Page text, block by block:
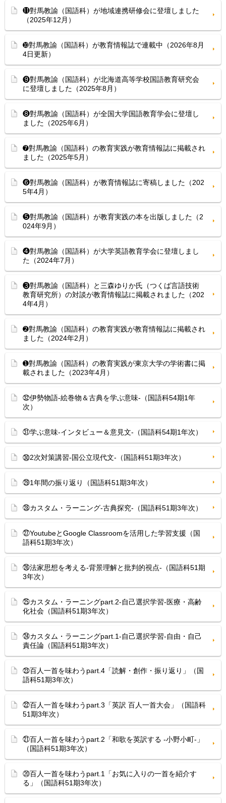
⓫對馬教諭（国語科）が地域連携研修会に登壇しました
（2025年12月）
➓對馬教諭（国語科）が教育情報誌で連載中（2026年8月
4日更新）
❾對馬教諭（国語科）が北海道高等学校国語教育研究会
に登壇しました（2025年8月）
❽對馬教諭（国語科）が全国大学国語教育学会に登壇し
ました（2025年6月）
➐對馬教諭（国語科）の教育実践が教育情報誌に掲載され
ました（2025年5月）
❻對馬教諭（国語科）が教育情報誌に寄稿しました（202
5年4月）
❺對馬教諭（国語科）が教育実践の本を出版しました（2
024年9月）
❹對馬教諭（国語科）が大学英語教育学会に登壇しまし
た（2024年7月）
❸對馬教諭（国語科）と三森ゆりか氏（つくば言語技術
教育研究所）の対談が教育情報誌に掲載されました（202
4年4月）
➋對馬教諭（国語科）の教育実践が教育情報誌に掲載され
ました（2024年2月）
➊對馬教諭（国語科）の教育実践が東京大学の学術書に掲
載されました（2023年4月）
㉜伊勢物語-絵巻物＆古典を学ぶ意味-（国語科54期1年
次）
㉛学ぶ意味-インタビュー＆意見文-（国語科54期1年次）
㉚2次対策講習-国公立現代文-（国語科51期3年次）
㉙1年間の振り返り（国語科51期3年次）
㉘カスタム・ラーニング-古典探究-（国語科51期3年次）
㉗YoutubeとGoogle Classroomを活用した学習支援（国
語科51期3年次）
㉖法家思想を考える-背景理解と批判的視点-（国語科51期
3年次）
㉕カスタム・ラーニングpart.2-自己選択学習-医療・高齢
化社会（国語科51期3年次）
㉔カスタム・ラーニングpart.1-自己選択学習-自由・自己
責任論（国語科51期3年次）
㉓百人一首を味わうpart.4「読解・創作・振り返り」（国
語科51期3年次）
㉒百人一首を味わうpart.3「英訳 百人一首大会」（国語科
51期3年次）
㉑百人一首を味わうpart.2「和歌を英訳する -小野小町-」
（国語科51期3年次）
⑳百人一首を味わうpart.1「お気に入りの一首を紹介す
る」（国語科51期3年次）